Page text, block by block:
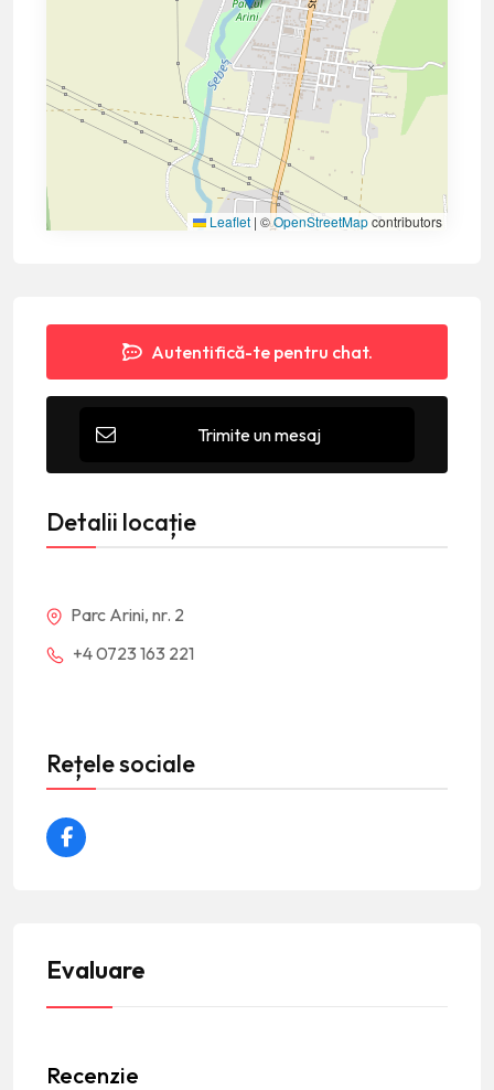
Leaflet | ©OpenStreetMapcontributors
Autentifică-te pentru chat.
Trimite un mesaj
Detalii locație
Parc Arini, nr. 2
+4 0723 163 221
Rețele sociale
Evaluare
Recenzie